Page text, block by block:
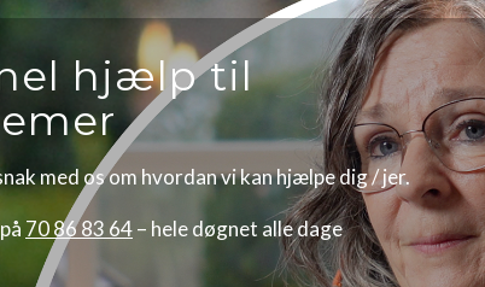
hjælp til
med os om hvordan vi kan hjælpe dig / jer.
70 86 83 64– hele døgnet alle dage